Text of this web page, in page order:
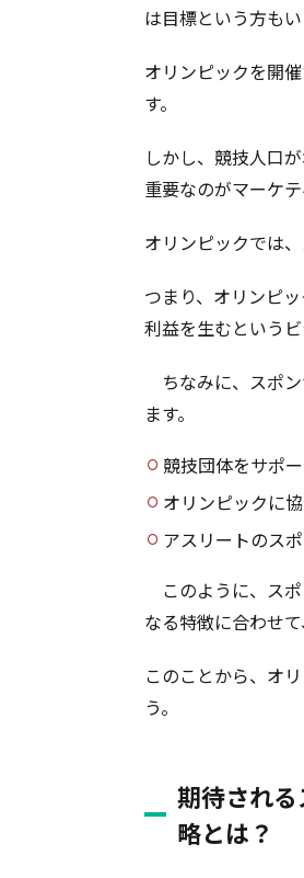
は目標という方もい
オリンピックを開
す。
しかし、競技人口
重要なのがマーケテ
オリンピックでは
つまり、オリンピ
利益を生むという
ちなみに、スポ
ます。
競技団体をサポ
オリンピックに
アスリートのス
このように、ス
なる特徴に合わせ
このことから、オ
う。
期待され
略とは？